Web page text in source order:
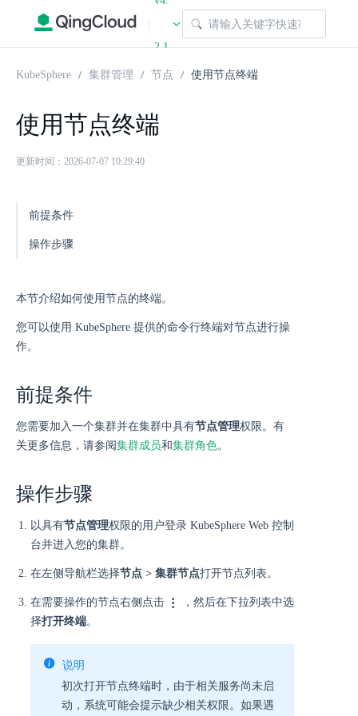
|
2.1
KubeSphere 集群管理 节点 使用节点终端
使用节点终端
更新时间：2026-07-07 10:29:40
前提条件
操作步骤
本节介绍如何使用节点的终端。
您可以使用 KubeSphere 提供的命令行终端对节点进行操
作。
前提条件
您需要加入一个集群并在集群中具有节点管理权限。有
关更多信息，请参阅集群成员和集群角色。
操作步骤
以具有节点管理权限的用户登录 KubeSphere Web 控制
台并进入您的集群。
在左侧导航栏选择节点 > 集群节点打开节点列表。
在需要操作的节点右侧点击
，然后在下拉列表中选
择打开终端。
说明
初次打开节点终端时，由于相关服务尚未启
动，系统可能会提示缺少相关权限。如果遇